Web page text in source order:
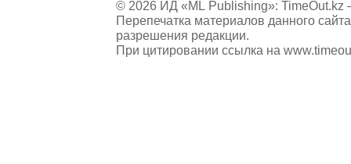
© 2026 ИД «ML Publishing»: TimeOut.kz
Перепечатка материалов данного
разрешения редакции.
При цитировании ссылка на